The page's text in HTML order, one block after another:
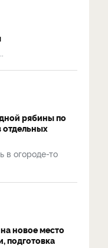
рябины по
отдельных
в огороде-то
новое место
подготовка